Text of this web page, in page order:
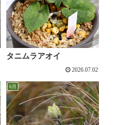
タニムラアオイ
2026.07.02
6月